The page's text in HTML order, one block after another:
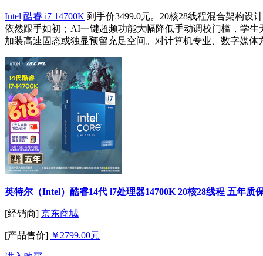
Intel 酷睿 i7 14700K 到手价3499.0元。20核28线程混合架构
依然跟手如初；AI一键超频功能大幅降低手动调校门槛，学生
加装高速固态或独显预留充足空间。对计算机专业、数字媒
英特尔（Intel）酷睿14代 i7处理器14700K 20核28线程 五年质
[经销商] 京东商城
[产品售价] ￥2799.00元